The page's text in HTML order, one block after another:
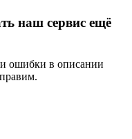
наш сервис ещё
ошибки в описании